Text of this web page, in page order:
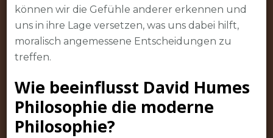
können wir die Gefühle anderer erkennen und
uns in ihre Lage versetzen, was uns dabei hilft,
moralisch angemessene Entscheidungen zu
treffen.
Wie beeinflusst David Humes
Philosophie die moderne
Philosophie?